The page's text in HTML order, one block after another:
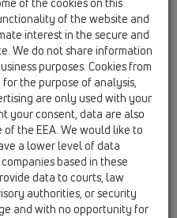
прокладка, защищающая
воды, для фланца из
220х155мм
Надставные
материалы/
/ Запасные детали /
прокладка, защищающая
воды, 172х145мм
of the website and
interest in the secure and
We do not share information
purposes. Cookies from
the purpose of analysis,
are only used with your
your consent, data are also
the EEA. We would like to
a lower level of data
based in these
data to courts, law
authorities, or security
and with no opportunity for